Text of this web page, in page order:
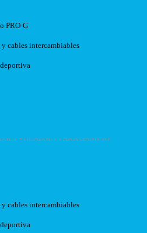
PRO-G
cables intercambiables
cables intercambiables